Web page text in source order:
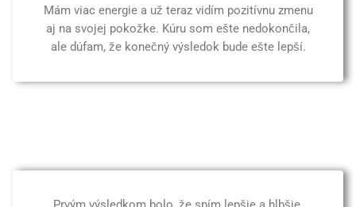
Mám viac energie a už teraz vidím pozitívnu zmenu
aj na svojej pokožke. Kúru som ešte nedokončila,
ale dúfam, že konečný výsledok bude ešte lepší.